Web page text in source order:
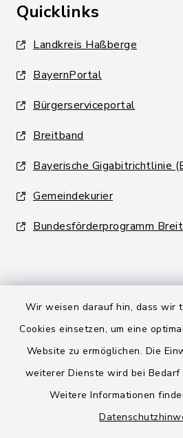
Wir weisen darauf hin, dass wir
Cookies einsetzen, um eine
Website zu ermöglichen. Die
weiterer Dienste wird bei
Weitere Informationen
Quicklinks
Landkreis Haßberge
BayernPortal
Bürgerserviceportal
Breitband
Bayerische Gigabitrichtlinie
Gemeindekurier
Bundesförderprogramm
Kontakt